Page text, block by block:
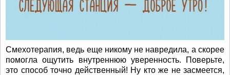
Смехотерапия, ведь еще никому не навредила, а скорее
помогла ощутить внутреннюю уверенность. Поверьте,
это способ точно действенный! Ну кто же не засмеется,